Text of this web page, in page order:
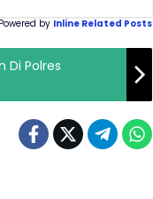
Powered by Inline Related Posts
Di Polres